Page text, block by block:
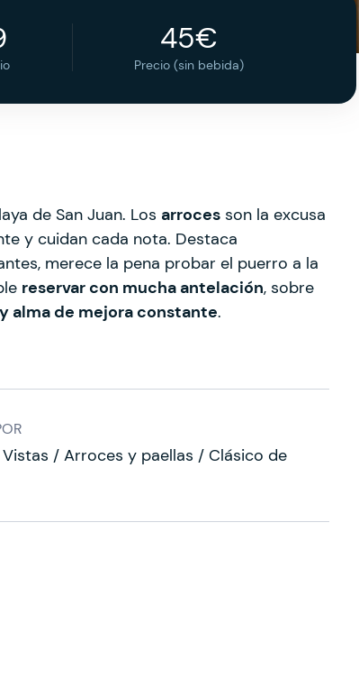
45€
Precio (sin bebida)
de San Juan. Los arroces son la excusa
y cuidan cada nota. Destaca
merece la pena probar el puerro a la
reservar con mucha antelación, sobre
alma de mejora constante.
Vistas / Arroces y paellas / Clásico de